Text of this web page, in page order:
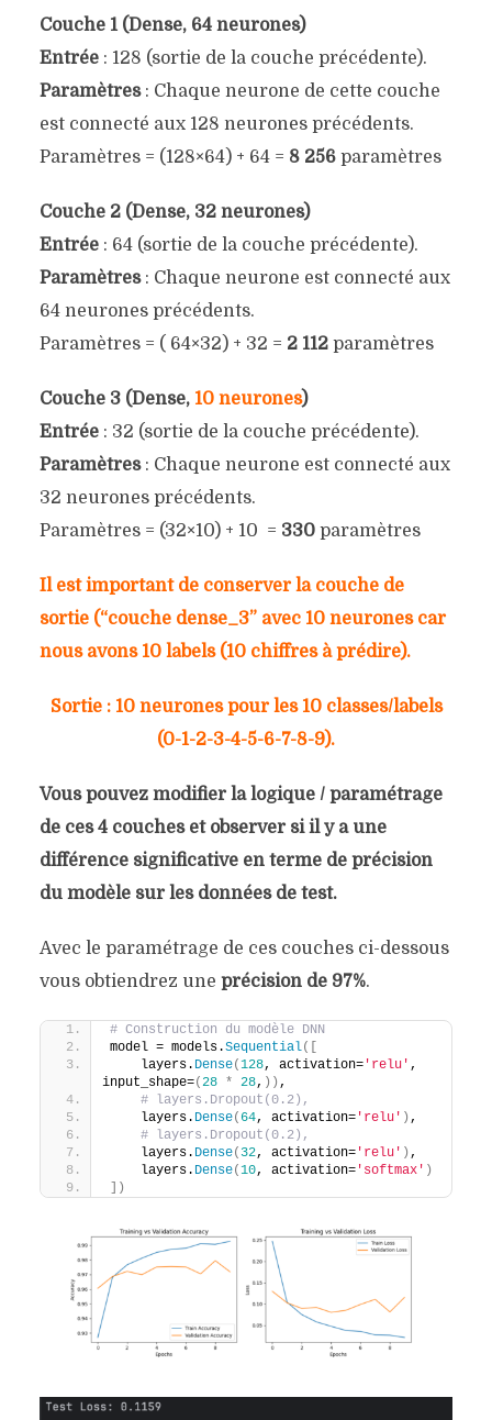
Couche 1 (Dense, 64 neurones)
Entrée: 128 (sortie de la couche précédente).
Paramètres: Chaque neurone de cette couche
est connecté aux 128 neurones précédents.
Paramètres = (128×64) + 64 = 8 256paramètres
Couche 2 (Dense, 32 neurones)
Entrée: 64 (sortie de la couche précédente).
Paramètres: Chaque neurone est connecté aux
64 neurones précédents.
Paramètres = ( 64×32) + 32 = 2 112paramètres
Couche 3 (Dense, 10 neurones)
Entrée: 32 (sortie de la couche précédente).
Paramètres: Chaque neurone est connecté aux
32 neurones précédents.
Paramètres = (32×10) + 10 = 330paramètres
Il est important de conserver la couche de
sortie (“couche dense_3” avec 10 neurones car
nous avons 10 labels (10 chiffres à prédire).
Sortie : 10neurones pour les 10 classes/labels
(0-1-2-3-4-5-6-7-8-9).
Vous pouvez modifier la logique / paramétrage
de ces 4 couches et observer si il y a une
différence significative en terme de précision
du modèle sur les données de test.
Avec le paramétrage de ces couches ci-dessous
vous obtiendrez une précision de 97%.
# Construction du modèle DNN
model = models.Sequential([
    layers.
Dense(128, activation='relu' ,
input_shape=(28 * 28, )) ,
# layers.Dropout(0.2),
    layers.
Dense( 64, activation='relu' ) ,
# layers.Dropout(0.2),
    layers.
Dense( 32, activation='relu' ) ,
    layers.
Dense(10, activation='softmax' )
])